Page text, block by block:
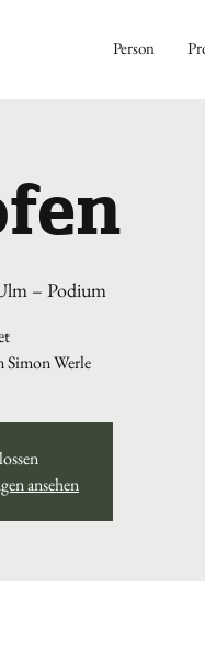
Person
– Podium
Simon Werle
ansehen